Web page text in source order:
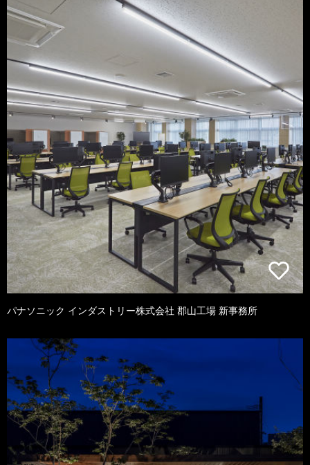
パナソニック インダストリー株式会社 郡山工場 新事務所